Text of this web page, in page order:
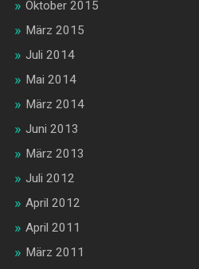
Oktober 2015
März 2015
Juli 2014
Mai 2014
März 2014
Juni 2013
März 2013
Juli 2012
April 2012
April 2011
März 2011